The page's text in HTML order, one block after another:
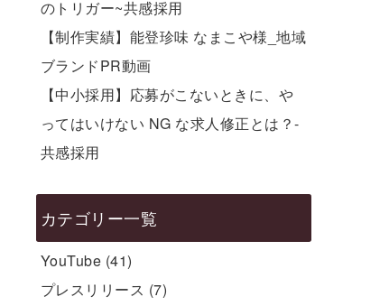
のトリガー~共感採用
【制作実績】能登珍味 なまこや様_地域
ブランドPR動画
【中小採用】応募がこないときに、や
ってはいけない NG な求人修正とは？-
共感採用
カテゴリー一覧
YouTube (41)
プレスリリース (7)